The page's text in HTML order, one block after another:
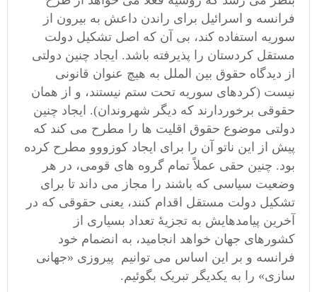
فرانسه و اسرائیل برای راندن داعش به بیرون از
سوریه استفاده کند، بی آن که اصل تشکیل دولت
مستقل کردستان را پذیرفته باشد. ایجاد چنین دولتی
از دیدگاه حقوق بین الملل به هیچ عنوان قانونی
نیست (کردهای سوریه تحت ستم نیستند، و از همان
حقوقی برخوردارند که دیگر شهروندان). ایجاد چنین
دولتی موضوع حقوق اقلیت ها را مطرح می کند که
پیش از این ناتو آن را برای ایجاد کوزووو مطرح کرده
بود. چنین حقی عملاً تمام گروه های قومی، در هر
وضعیت سیاسی که باشند را مجاز می داند تا برای
تشکیل دولت مستقل اقدام کنند، یعنی حقوقی که در
آخرین پیامدهایش به تجزیۀ تعداد بسیاری از
کشورهای جهان خواهد انجامید، به انضمام خود
فرانسه و بر این اساس می توانیم پیروزی «جهانی
سازی» را به یکدیگر تبریک بگوئیم.